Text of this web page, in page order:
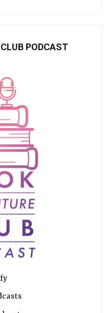
PODCAST